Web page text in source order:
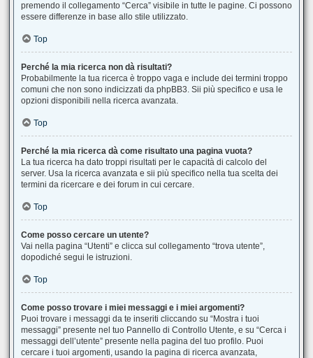
premendo il collegamento “Cerca” visibile in tutte le pagine. Ci possono
essere differenze in base allo stile utilizzato.
Top
Perché la mia ricerca non dà risultati?
Probabilmente la tua ricerca è troppo vaga e include dei termini troppo
comuni che non sono indicizzati da phpBB3. Sii più specifico e usa le
opzioni disponibili nella ricerca avanzata.
Top
Perché la mia ricerca dà come risultato una pagina vuota?
La tua ricerca ha dato troppi risultati per le capacità di calcolo del
server. Usa la ricerca avanzata e sii più specifico nella tua scelta dei
termini da ricercare e dei forum in cui cercare.
Top
Come posso cercare un utente?
Vai nella pagina “Utenti” e clicca sul collegamento “trova utente”,
dopodiché segui le istruzioni.
Top
Come posso trovare i miei messaggi e i miei argomenti?
Puoi trovare i messaggi da te inseriti cliccando su “Mostra i tuoi
messaggi” presente nel tuo Pannello di Controllo Utente, e su “Cerca i
messaggi dell’utente” presente nella pagina del tuo profilo. Puoi
cercare i tuoi argomenti, usando la pagina di ricerca avanzata,